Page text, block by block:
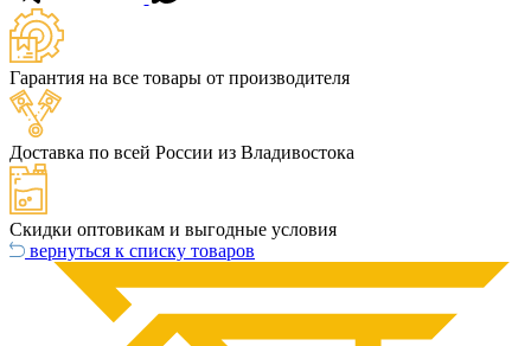
Гарантия на все товары от производителя
Доставка по всей России из Владивостока
Скидки оптовикам и выгодные условия
вернуться к списку товаров